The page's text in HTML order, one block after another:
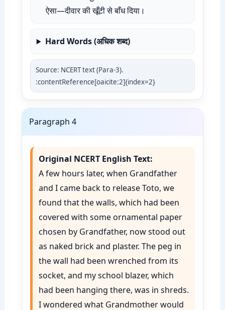
ऐसा—दीवार की खूँटी से बाँध दिया।
Hard Words (अधिक शब्द)
Source: NCERT text (Para-3).
:contentReference[oaicite:2]{index=2}
Paragraph 4
Original NCERT English Text:
A few hours later, when Grandfather
and I came back to release Toto, we
found that the walls, which had been
covered with some ornamental paper
chosen by Grandfather, now stood out
as naked brick and plaster. The peg in
the wall had been wrenched from its
socket, and my school blazer, which
had been hanging there, was in shreds.
I wondered what Grandmother would